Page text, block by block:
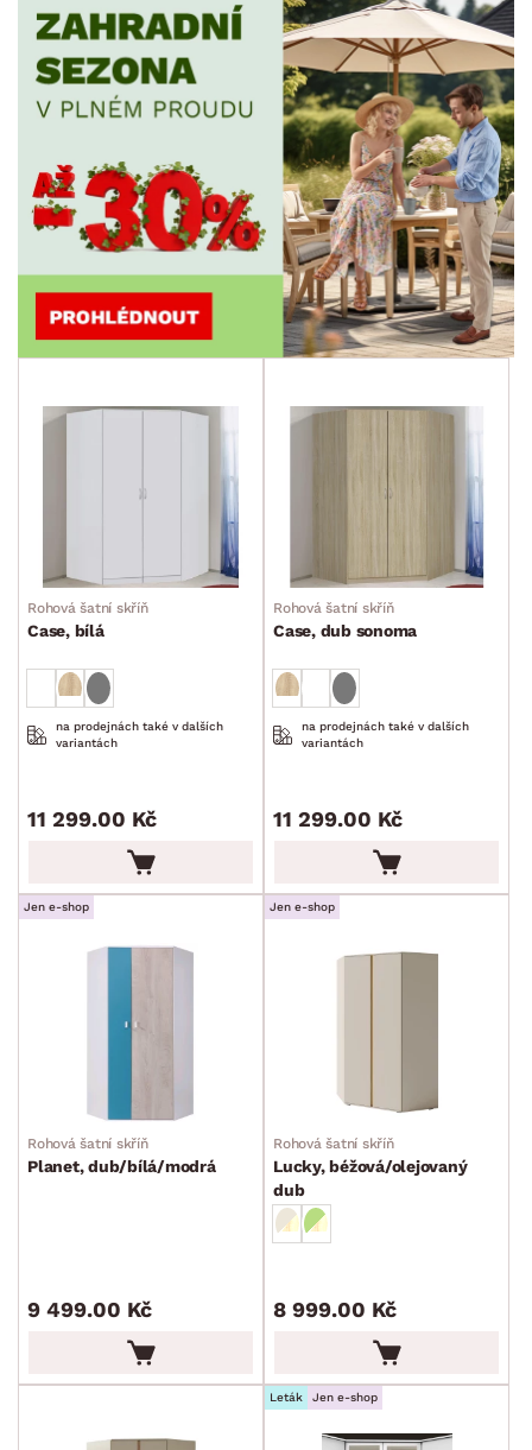
SKLADOVOST
Rohová šatní skříň
Case, bílá
na prodejnách také v dalších
variantách
11 299.00 Kč
Rohová šatní skříň
Case, dub sonoma
na prodejnách také v dalších
variantách
11 299.00 Kč
Jen e-shop
Rohová šatní skříň
Planet, dub/bílá/modrá
9 499.00 Kč
Jen e-shop
Rohová šatní skříň
Lucky, béžová/olejovaný
dub
8 999.00 Kč
Leták Jen e-shop